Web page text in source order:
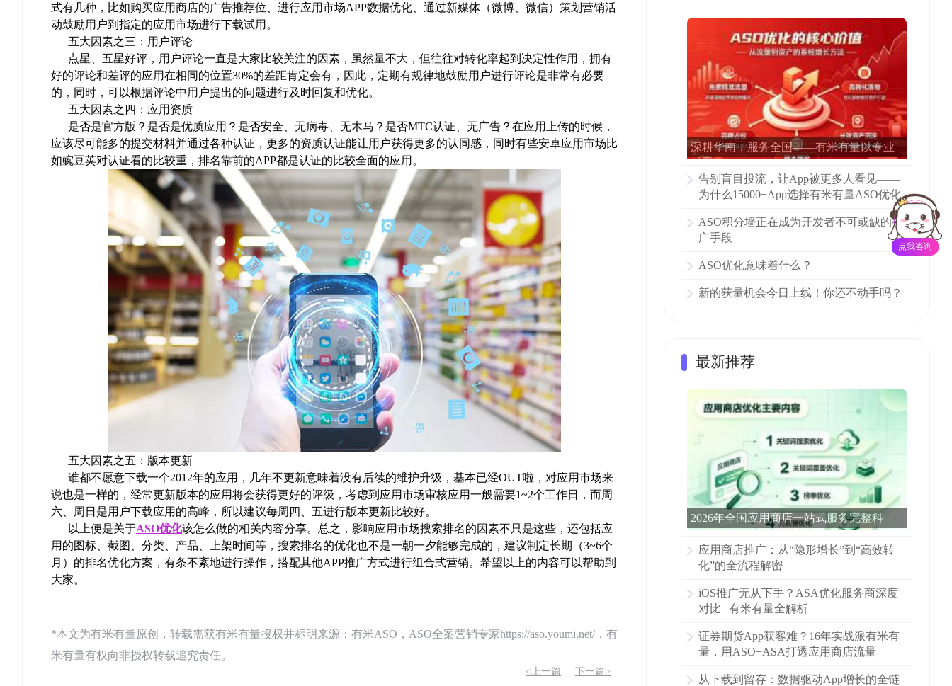
点我咨询
式有几种，比如购买应用商店的广告推荐位、进行应用市场APP数据优化、通过新媒体（微博、微信）策划营销活
动鼓励用户到指定的应用市场进行下载试用。
五大因素之三：用户评论
点星、五星好评，用户评论一直是大家比较关注的因素，虽然量不大，但往往对转化率起到决定性作用，拥有
好的评论和差评的应用在相同的位置30%的差距肯定会有，因此，定期有规律地鼓励用户进行评论是非常有必要
的，同时，可以根据评论中用户提出的问题进行及时回复和优化。
五大因素之四：应用资质
是否是官方版？是否是优质应用？是否安全、无病毒、无木马？是否MTC认证、无广告？在应用上传的时候，
应该尽可能多的提交材料并通过各种认证，更多的资质认证能让用户获得更多的认同感，同时有些安卓应用市场比
如豌豆荚对认证看的比较重，排名靠前的APP都是认证的比较全面的应用。
五大因素之五：版本更新
谁都不愿意下载一个2012年的应用，几年不更新意味着没有后续的维护升级，基本已经OUT啦，对应用市场来
说也是一样的，经常更新版本的应用将会获得更好的评级，考虑到应用市场审核应用一般需要1~2个工作日，而周
六、周日是用户下载应用的高峰，所以建议每周四、五进行版本更新比较好。
以上便是关于ASO优化该怎么做的相关内容分享。总之，影响应用市场搜索排名的因素不只是这些，还包括应
用的图标、截图、分类、产品、上架时间等，搜索排名的优化也不是一朝一夕能够完成的，建议制定长期（3~6个
月）的排名优化方案，有条不紊地进行操作，搭配其他APP推广方式进行组合式营销。希望以上的内容可以帮助到
大家。
*本文为有米有量原创，转载需获有米有量授权并标明来源：有米ASO，ASO全案营销专家https://aso.youmi.net/，有
米有量有权向非授权转载追究责任。
<上一篇 下一篇>
深耕华南，服务全国——有米有量以专业
告别盲目投流，让App被更多人看见——
为什么15000+App选择有米有量ASO优化
ASO积分墙正在成为开发者不可或缺的推
广手段
ASO优化意味着什么？
新的获量机会今日上线！你还不动手吗？
最新推荐
2026年全国应用商店一站式服务完整科
应用商店推广：从“隐形增长”到“高效转
化”的全流程解密
iOS推广无从下手？ASA优化服务商深度
对比 | 有米有量全解析
证券期货App获客难？16年实战派有米有
量，用ASO+ASA打透应用商店流量
从下载到留存：数据驱动App增长的全链